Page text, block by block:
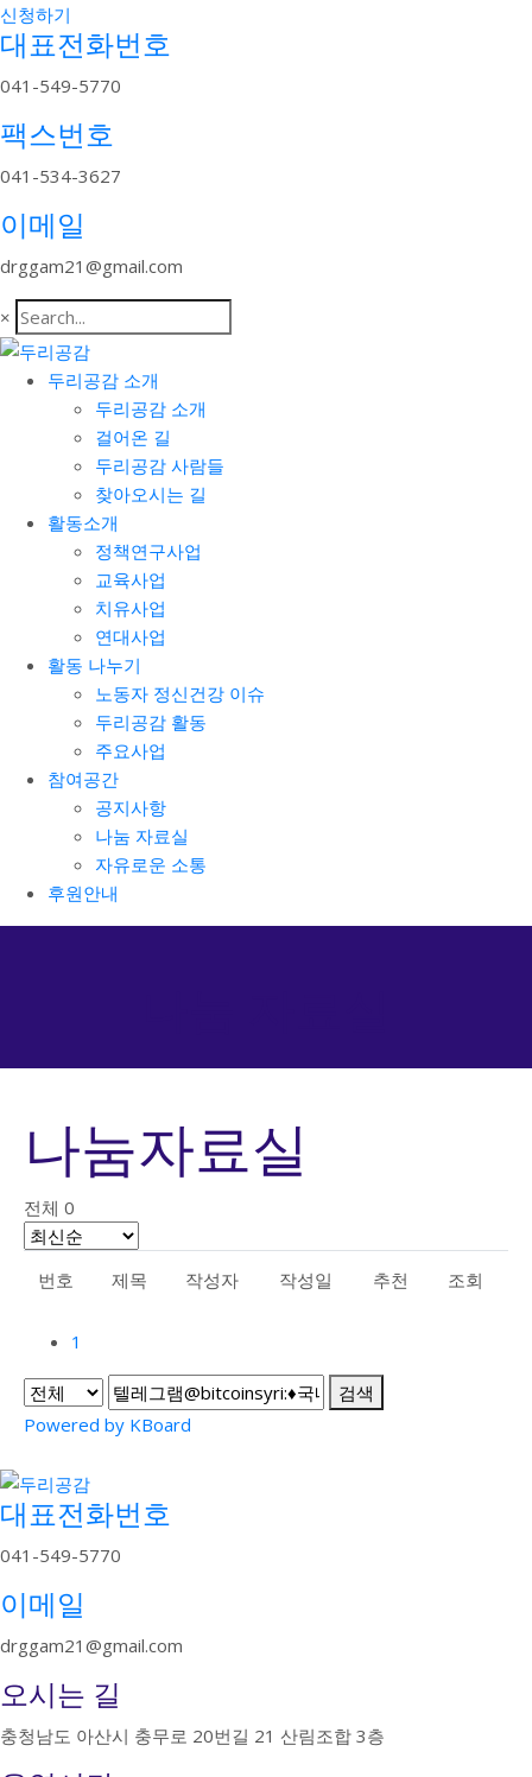
신청하기
대표전화번호
041-549-5770
팩스번호
041-534-3627
이메일
drggam21@gmail.com
×
두리공감 소개
두리공감 소개
걸어온 길
두리공감 사람들
찾아오시는 길
활동소개
정책연구사업
교육사업
치유사업
연대사업
활동 나누기
노동자 정신건강 이슈
두리공감 활동
주요사업
참여공간
공지사항
나눔 자료실
자유로운 소통
후원안내
나눔자료실
전체 0
번호 제목 작성자 작성일 추천 조회
1
검색
Powered by KBoard
대표전화번호
041-549-5770
이메일
drggam21@gmail.com
오시는 길
충청남도 아산시 충무로 20번길 21 산림조합 3층